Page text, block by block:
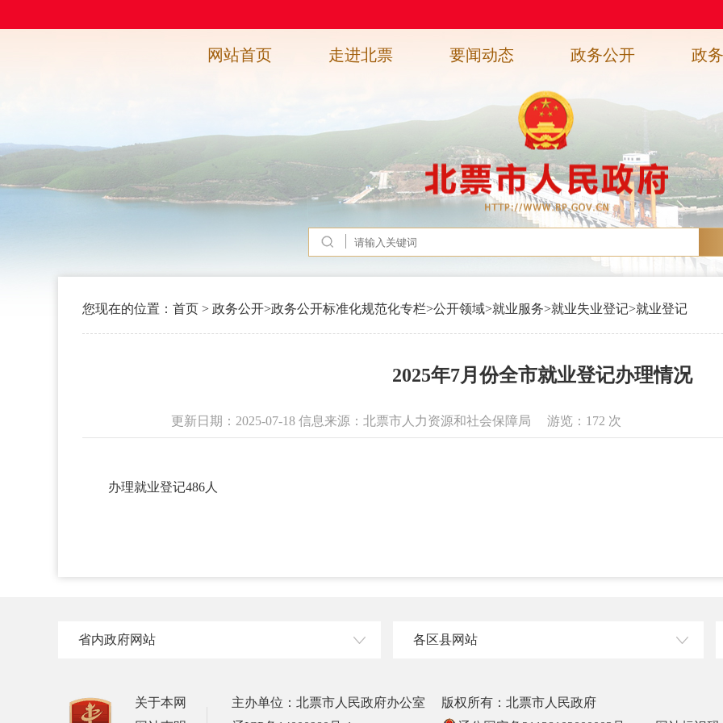
网站首页 走进北票 要闻动态 政务公开 政
您现在的位置： 首页 > 政务公开>政务公开标准化规范化专栏>公开领域>就业服务>就业失业登记>就业登记
2025年7月份全市就业登记办理情况
更新日期：2025-07-18 信息来源：北票市人力资源和社会保障局 游览： 172 次
办理就业登记486人
省内政府网站 各区县网站
关于本网
主办单位：北票市人民政府办公室
版权所有：北票市人民政府